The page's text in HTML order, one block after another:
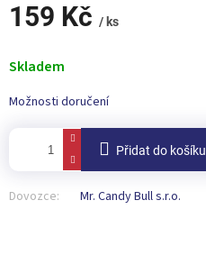
159 Kč / ks
cena:
Skladem
Možnosti doručení
Přidat do košíku
Dovozce: Mr. Candy Bull s.r.o.